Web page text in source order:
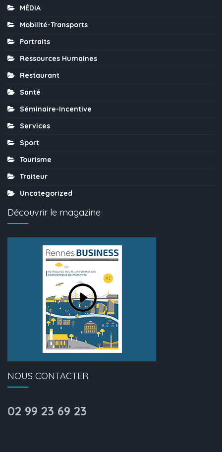
MÉDIA
Mobilité-Transports
Portraits
Ressources Humaines
Restaurant
Santé
Séminaire-Incentive
Services
Sport
Tourisme
Traiteur
Uncategorized
Découvrir le magazine
NOUS CONTACTER
02 99 23 69 23